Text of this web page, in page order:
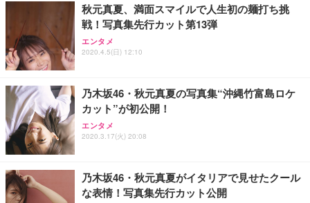
秋元真夏、満面スマイルで人生初の麺打ち挑
戦！写真集先行カット第13弾
エンタメ
2020.4.5(日) 12:10
乃木坂46・秋元真夏の写真集“沖縄竹富島ロケ
カット”が初公開！
エンタメ
2020.3.17(火) 20:08
乃木坂46・秋元真夏がイタリアで見せたクール
な表情！写真集先行カット公開